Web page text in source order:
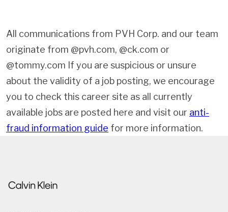
All communications from PVH Corp. and our team
originate from @pvh.com, @ck.com or
@tommy.com If you are suspicious or unsure
about the validity of a job posting, we encourage
you to check this career site as all currently
available jobs are posted here and visit our anti-
fraud information guide for more information.